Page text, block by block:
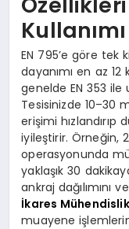
Kullanımı
EN 795’e göre tek
dayanımı en az 12
genelde EN 353 ile
Tesisinizde 10–30
erişimi
iyileştirir. Örneğin,
operasyonunda
yaklaşık 30
ankraj dağılımını
İkares Mühendislik
muayene